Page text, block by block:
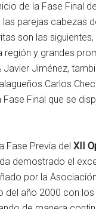
de la Fase Final
parejas cabezas
son las
región y grandes
Javier Jiménez,
Carlos
Final que se
Fase Previa del XII
demostrado el
por la
del año 2000 con